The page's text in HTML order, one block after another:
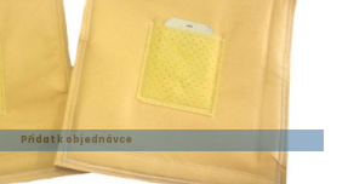
Přidat k objednávce